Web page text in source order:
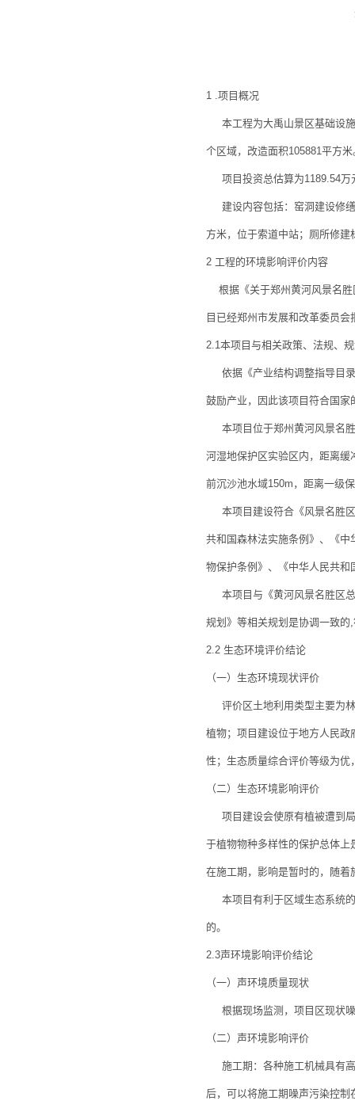
1 .项目概况
本工程为大禹山景区基础设施
个区域，改造面积105881平方米
项目投资总估算为1189.54万
建设内容包括：窑洞建设修缮
方米，位于索道中站；厕所修
2 工程的环境影响评价内容
根据《关于郑州黄河风景名胜
目已经郑州市发展和改革委员会
2.1本项目与相关政策、法规、
依据《产业结构调整指导目录
鼓励产业，因此该项目符合国家
本项目位于郑州黄河风景名胜
河湿地保护区实验区内，距离
前沉沙池水域150m，距离一级
本项目建设符合《风景名胜区
共和国森林法实施条例》、《
物保护条例》、《中华人民共
本项目与《黄河风景名胜区总
规划》等相关规划是协调一致的
2.2 生态环境评价结论
（一）生态环境现状评价
评价区土地利用类型主要为林
植物；项目建设位于地方人民
性；生态质量综合评价等级为
（二）生态环境影响评价
项目建设会使原有植被遭到局
于植物物种多样性的保护总体
在施工期，影响是暂时的，随
本项目有利于区域生态系统的
的。
2.3声环境影响评价结论
（一）声环境质量现状
根据现场监测，项目区现状噪
（二）声环境影响评价
施工期：各种施工机械具有高
后，可以将施工期噪声污染控制